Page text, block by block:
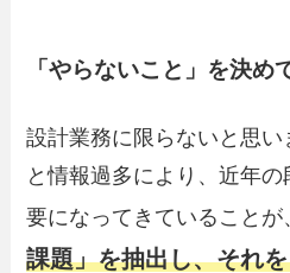
「やらないこと」を決
設計業務に限らないと思
と情報過多により、近年
要になってきていることが
課題」を抽出し、それ